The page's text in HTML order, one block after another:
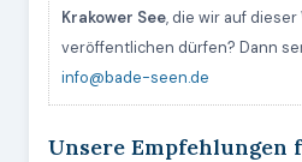
Krakower See, die wir auf
veröffentlichen dürfen? Dann
info@bade-seen.de
Unsere Empfehlungen